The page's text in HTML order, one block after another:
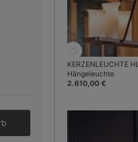
gewünschten
KERZENLEUCHTE
Hängeleuchte
2.610,00 €